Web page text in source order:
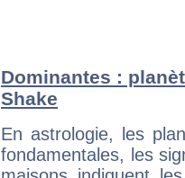
Dominantes :
Shake
En astrologie, les
fondamentales, les